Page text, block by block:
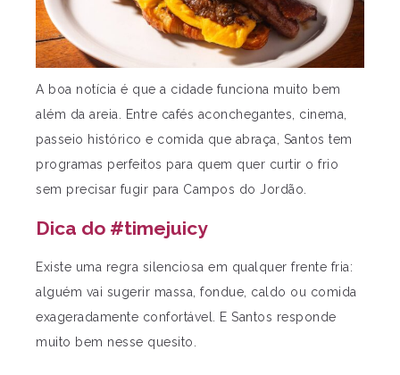
A boa notícia é que a cidade funciona muito bem
além da areia. Entre cafés aconchegantes, cinema,
passeio histórico e comida que abraça, Santos tem
programas perfeitos para quem quer curtir o frio
sem precisar fugir para Campos do Jordão.
Dica do #timejuicy
Existe uma regra silenciosa em qualquer frente fria:
alguém vai sugerir massa, fondue, caldo ou comida
exageradamente confortável. E Santos responde
muito bem nesse quesito.